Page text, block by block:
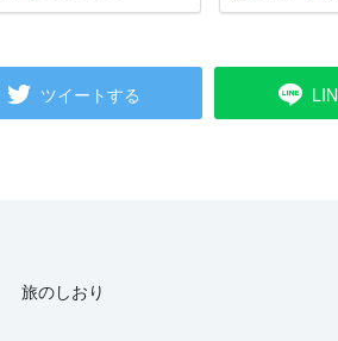
ツイートする
旅のしおり